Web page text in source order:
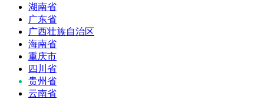
湖南省
广东省
广西壮族自治区
海南省
重庆市
四川省
贵州省
云南省